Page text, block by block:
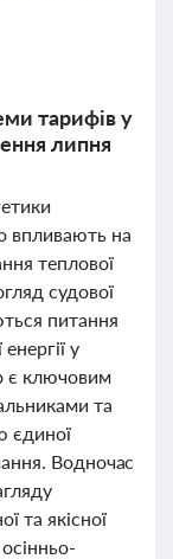
тарифів у
липня
впливають на
теплової
судової
питання
у
є ключовим
та
єдиної
Водночас
та якісної